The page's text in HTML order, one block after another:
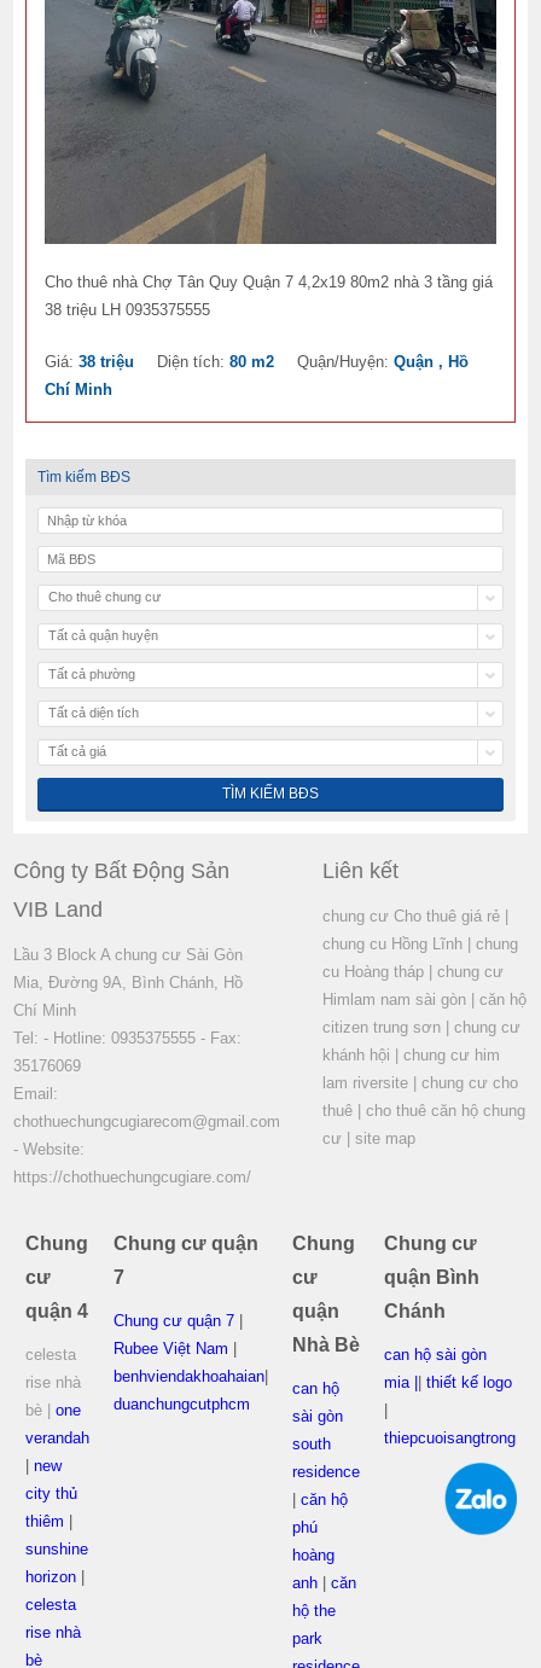
Cho thuê nhà Chợ Tân Quy Quận 7 4,2x19 80m2 nhà 3 tầng giá
38 triệu LH 0935375555
Giá:38 triệu Diện tích:80 m2 Quận/Huyện:Quận , Hồ
Chí Minh
Tìm kiếm BĐS
Cho thuê chung cư
Tất cả quận huyện
Tất cả phường
Tất cả diện tích
Tất cả giá
Công ty Bất Động Sản
VIB Land
Lầu 3 Block A chung cư Sài Gòn
Mia, Đường 9A, Bình Chánh, Hồ
Chí Minh
Tel: - Hotline: 0935375555 - Fax:
35176069
Email:
chothuechungcugiarecom@gmail.com
- Website:
https://chothuechungcugiare.com/
Liên kết
chung cư Cho thuê giá rẻ|
chung cu Hồng Lĩnh| chung
cu Hoàng tháp| chung cư
Himlam nam sài gòn| căn hộ
citizen trung sơn| chung cư
khánh hội
chung cư him
lam riversite| chung cư cho
thuê| cho thuê căn hộ chung
cư| site map
Chung
cư
quận 4
celesta
rise nhà
bè |
one
verandah
|new
city thủ
thiêm
sunshine
horizon
celesta
rise nhà
bè
Chung cư quận
7
Chung cư quận 7
Rubee Việt Nam
benhviendakhoahaian
duanchungcutphcm
Chung
cư
quận
Nhà Bè
can hộ
sài gòn
south
residence
|căn hộ
phú
hoàng
anh |căn
hộ the
park
Chung cư
quận Bình
Chánh
can hộ sài gòn
mia |
|thiết kế logo
thiepcuoisangtrong